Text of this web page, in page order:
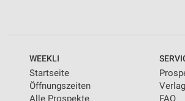
WEEKLI
Startseite
Öffnungszeiten
Alle Prospekte
FAQ